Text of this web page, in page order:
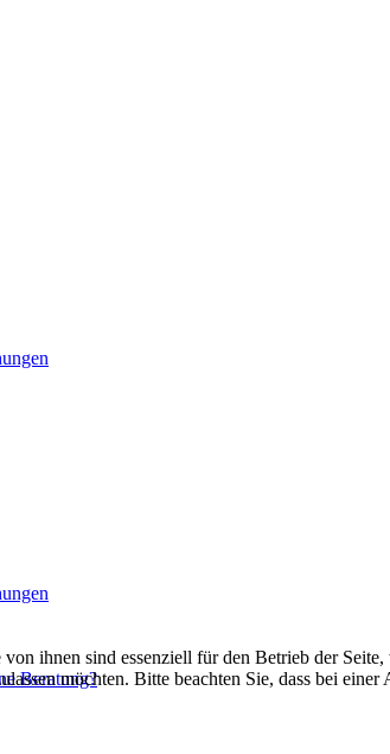
Beratung?
ihnen sind essenziell für den Betrieb der
möchten. Bitte beachten Sie, dass bei